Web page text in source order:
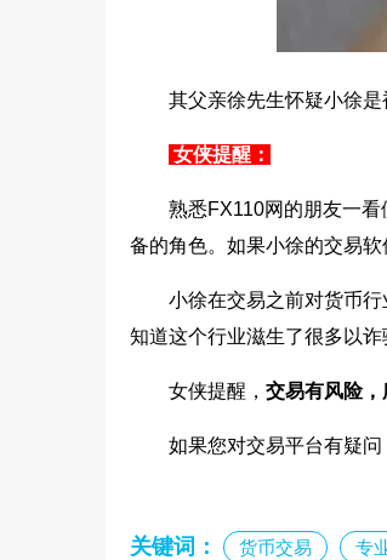
其父亲徐先生怀疑小徐是
女侠提醒：
熟悉FX110网的朋友一
备的角色。如果小徐的交易软
小徐在交易之前对货币
知道这个行业滋生了很多以
女侠提醒， 交易有风险
如果您对交易平台有疑问
关键词： 货币交易 专